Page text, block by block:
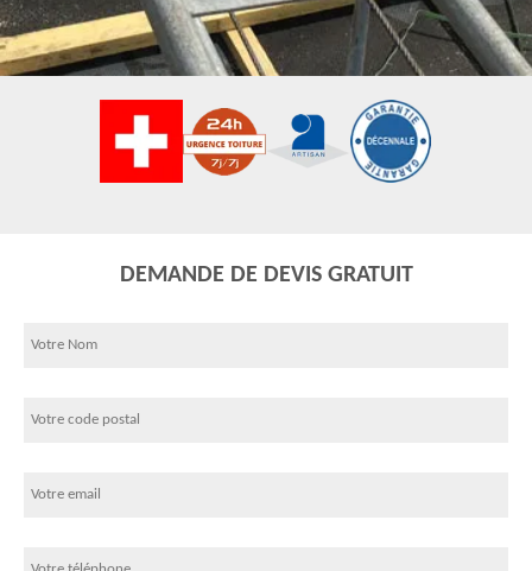
DEMANDE DE DEVIS GRATUIT